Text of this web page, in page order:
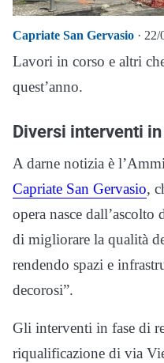
Capriate San Gervasio ·
Lavori in corso e altri
quest’anno.
Diversi interventi
A darne notizia è
Capriate San Gervasio,
opera nasce
di migliorare la qualità
rendendo spazi e
decorosi”.
Gli interventi in fase di
riqualificazione di via